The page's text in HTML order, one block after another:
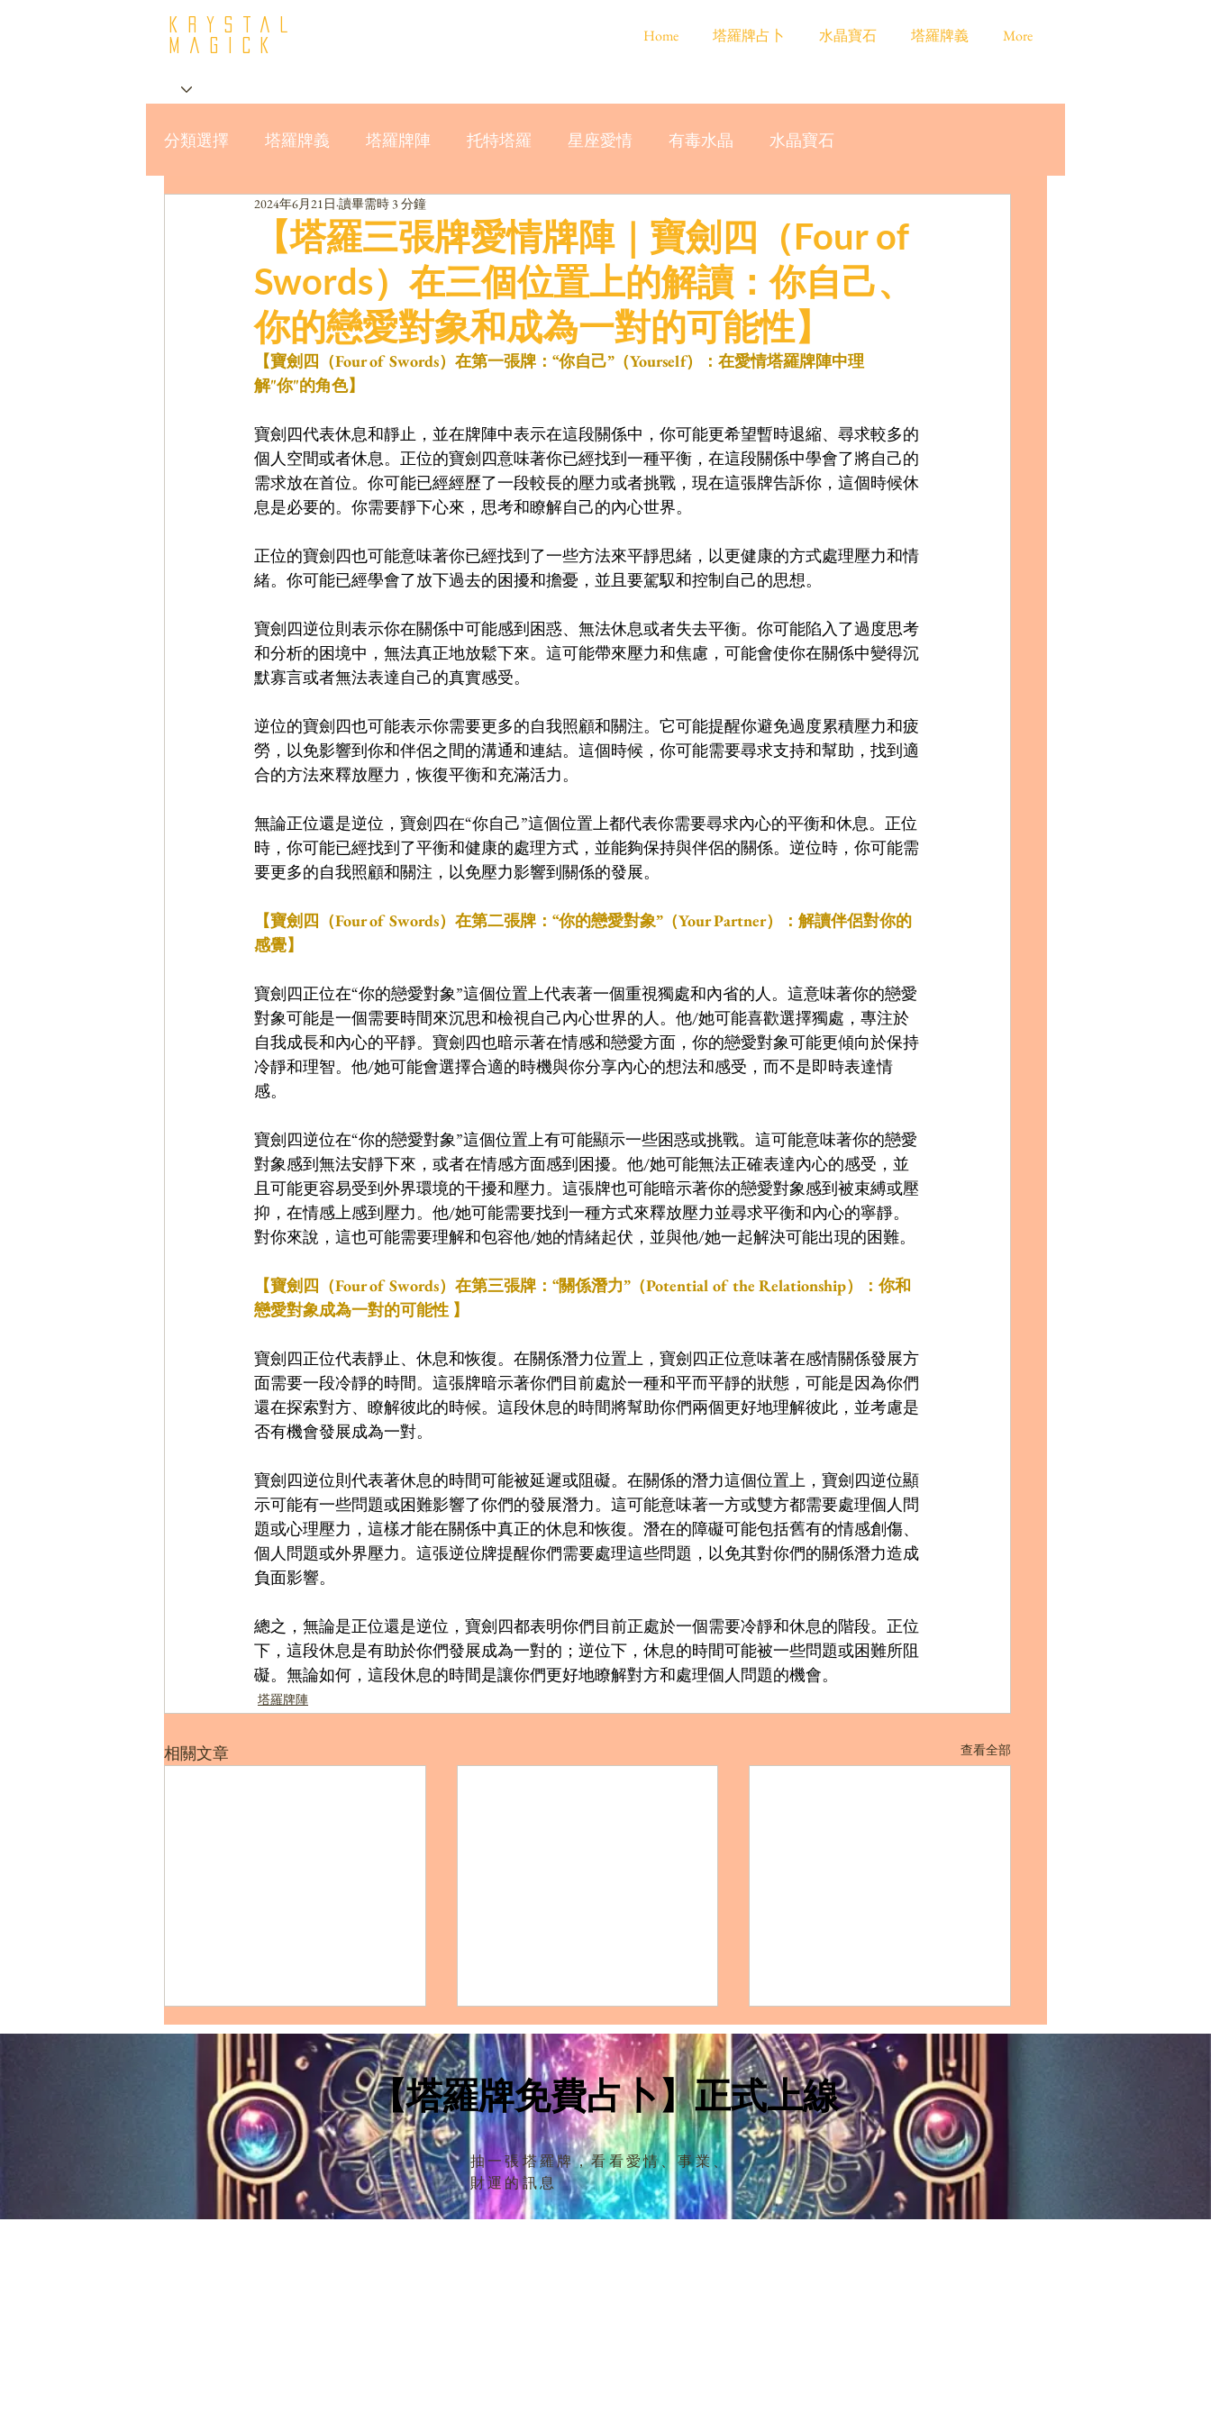
krystal
Magick
分類選擇 塔羅牌義 塔羅牌陣 托特塔羅 星座愛情 有毒水晶 水晶寶石
星座與MBTI16型人格
【塔羅三張牌愛情牌陣｜寶劍四（Four of
Swords）在三個位置上的解讀：你自己、
你的戀愛對象和成為一對的可能性】
2024年6月21日 讀畢需時 3 分鐘
【寶劍四（Four of Swords）在第一張牌：“你自己”（Yourself）：在愛情塔羅牌陣中理
解"你"的角色】
寶劍四代表休息和靜止，並在牌陣中表示在這段關係中，你可能更希望暫時退縮、尋求較多的
個人空間或者休息。正位的寶劍四意味著你已經找到一種平衡，在這段關係中學會了將自己的
需求放在首位。你可能已經經歷了一段較長的壓力或者挑戰，現在這張牌告訴你，這個時候休
息是必要的。你需要靜下心來，思考和瞭解自己的內心世界。
正位的寶劍四也可能意味著你已經找到了一些方法來平靜思緒，以更健康的方式處理壓力和情
緒。你可能已經學會了放下過去的困擾和擔憂，並且要駕馭和控制自己的思想。
寶劍四逆位則表示你在關係中可能感到困惑、無法休息或者失去平衡。你可能陷入了過度思考
和分析的困境中，無法真正地放鬆下來。這可能帶來壓力和焦慮，可能會使你在關係中變得沉
默寡言或者無法表達自己的真實感受。
逆位的寶劍四也可能表示你需要更多的自我照顧和關注。它可能提醒你避免過度累積壓力和疲
勞，以免影響到你和伴侶之間的溝通和連結。這個時候，你可能需要尋求支持和幫助，找到適
合的方法來釋放壓力，恢復平衡和充滿活力。
無論正位還是逆位，寶劍四在“你自己”這個位置上都代表你需要尋求內心的平衡和休息。正位
時，你可能已經找到了平衡和健康的處理方式，並能夠保持與伴侶的關係。逆位時，你可能需
要更多的自我照顧和關注，以免壓力影響到關係的發展。
【寶劍四（Four of Swords）在第二張牌：“你的戀愛對象”（Your Partner）：解讀伴侶對你的
感覺】
寶劍四正位在“你的戀愛對象”這個位置上代表著一個重視獨處和內省的人。這意味著你的戀愛
對象可能是一個需要時間來沉思和檢視自己內心世界的人。他/她可能喜歡選擇獨處，專注於
自我成長和內心的平靜。寶劍四也暗示著在情感和戀愛方面，你的戀愛對象可能更傾向於保持
冷靜和理智。他/她可能會選擇合適的時機與你分享內心的想法和感受，而不是即時表達情
感。
寶劍四逆位在“你的戀愛對象”這個位置上有可能顯示一些困惑或挑戰。這可能意味著你的戀愛
對象感到無法安靜下來，或者在情感方面感到困擾。他/她可能無法正確表達內心的感受，並
且可能更容易受到外界環境的干擾和壓力。這張牌也可能暗示著你的戀愛對象感到被束縛或壓
抑，在情感上感到壓力。他/她可能需要找到一種方式來釋放壓力並尋求平衡和內心的寧靜。
對你來說，這也可能需要理解和包容他/她的情緒起伏，並與他/她一起解決可能出現的困難。
【寶劍四（Four of Swords）在第三張牌：“關係潛力”（Potential of the Relationship）：你和
戀愛對象成為一對的可能性 】
寶劍四正位代表靜止、休息和恢復。在關係潛力位置上，寶劍四正位意味著在感情關係發展方
面需要一段冷靜的時間。這張牌暗示著你們目前處於一種和平而平靜的狀態，可能是因為你們
還在探索對方、瞭解彼此的時候。這段休息的時間將幫助你們兩個更好地理解彼此，並考慮是
否有機會發展成為一對。
寶劍四逆位則代表著休息的時間可能被延遲或阻礙。在關係的潛力這個位置上，寶劍四逆位顯
示可能有一些問題或困難影響了你們的發展潛力。這可能意味著一方或雙方都需要處理個人問
題或心理壓力，這樣才能在關係中真正的休息和恢復。潛在的障礙可能包括舊有的情感創傷、
個人問題或外界壓力。這張逆位牌提醒你們需要處理這些問題，以免其對你們的關係潛力造成
負面影響。
總之，無論是正位還是逆位，寶劍四都表明你們目前正處於一個需要冷靜和休息的階段。正位
下，這段休息是有助於你們發展成為一對的；逆位下，休息的時間可能被一些問題或困難所阻
礙。無論如何，這段休息的時間是讓你們更好地瞭解對方和處理個人問題的機會。
塔羅牌陣
相關文章 查看全部
【塔羅三張牌愛情牌陣｜寶劍
三（Three of Swords）在三個
位置上的解讀：你自己、 你的
戀愛對象和成為一對的可能
性】
【寶劍三（Three of Swords）在第
一張牌：“你自己”（Yourself）：在
愛情塔羅牌陣中理解"你"的角色】
寶劍三牌在“你自己”這個位置上代
表著傷痛、心碎和悲傷。無論是正
位還是逆位，它都意味著你在這段
關係中正處於一種痛苦或苦悶的情
【塔羅三張牌愛情牌陣｜寶劍
二（Two of Swords）在三個
位置上的解讀：你自己、 你的
戀愛對象和成為一對的可能
性】
【寶劍二（Two of Swords）在第一
張牌：“你自己”（Yourself）：在愛
情塔羅牌陣中理解"你"的角色】 寶
劍二代表著在關係中的“你”正面臨
一個困境或是抉擇。無論正位或逆
位，寶劍二都暗示著你處於一種雙
方面對的情境中。...
【塔羅三張牌愛情牌陣｜寶劍
王牌（Ace of Swords）在三個
位置上的解讀：你自己、 你的
戀愛對象和成為一對的可能
性】
【寶劍王牌（Ace of Swords）在第
一張牌：“你自己”（Yourself）：在
愛情塔羅牌陣中理解"你"的角色】
寶劍王牌是寶劍牌組中最高位的牌
之一，象徵力量、洞察力和清晰
度。當寶劍王牌正位出現在“你自
己”這個位置上時，它可能代表你
【塔羅牌免費占卜】正式上線
抽一張塔羅牌，看看愛情、事業、
財運的訊息
Home 塔羅牌占卜 水晶寶石 塔羅牌義 More